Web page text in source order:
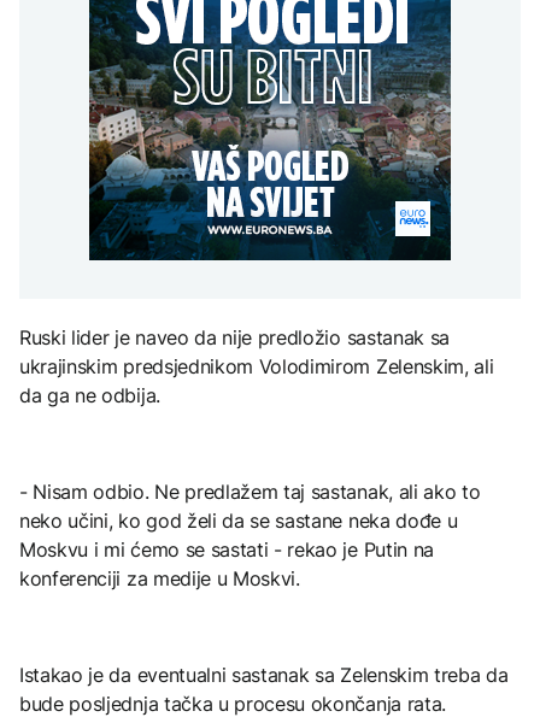
DRUŠTVO
Počela isplata penzija u
RS
Nuklearka Krško
smanjuje proizvodnju
zbog niskog vodostaja i
visokih temperatura
Save
Redovi na aerodromima i
graničnim prelazima u
EU: Koja je svrha EES
sistema ako se isključuje
čim je preopterećen?
BIZNIS
Skočile cijene nafte na
svjetskom tržištu, hoće li
se to odraziti na BiH
djece moraju platiti 942
miliona dolara
KULTURA
Rat i pijesak prijete
drevnim piramidama
Meroe u Sudanu
Rihanna radi na novom
albumu
Ruski lider je naveo da nije predložio sastanak sa
ukrajinskim predsjednikom Volodimirom Zelenskim, ali
da ga ne odbija.
- Nisam odbio. Ne predlažem taj sastanak, ali ako to
neko učini, ko god želi da se sastane neka dođe u
Moskvu i mi ćemo se sastati - rekao je Putin na
konferenciji za medije u Moskvi.
Istakao je da eventualni sastanak sa Zelenskim treba da
bude posljednja tačka u procesu okončanja rata.